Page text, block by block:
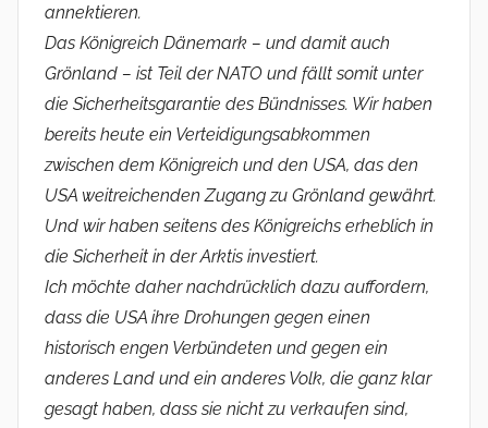
annektieren.
Das Königreich Dänemark – und damit auch
Grönland – ist Teil der NATO und fällt somit unter
die Sicherheitsgarantie des Bündnisses. Wir haben
bereits heute ein Verteidigungsabkommen
zwischen dem Königreich und den USA, das den
USA weitreichenden Zugang zu Grönland gewährt.
Und wir haben seitens des Königreichs erheblich in
die Sicherheit in der Arktis investiert.
Ich möchte daher nachdrücklich dazu auffordern,
dass die USA ihre Drohungen gegen einen
historisch engen Verbündeten und gegen ein
anderes Land und ein anderes Volk, die ganz klar
gesagt haben, dass sie nicht zu verkaufen sind,